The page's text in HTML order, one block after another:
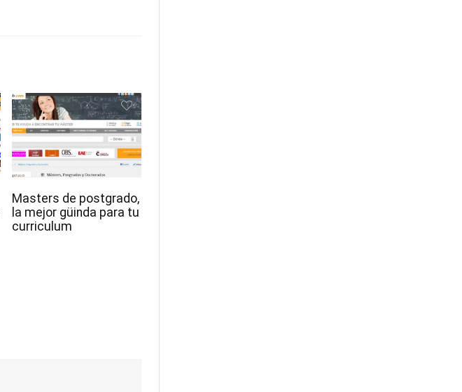
Masters de postgrado,
la mejor güinda para tu
curriculum